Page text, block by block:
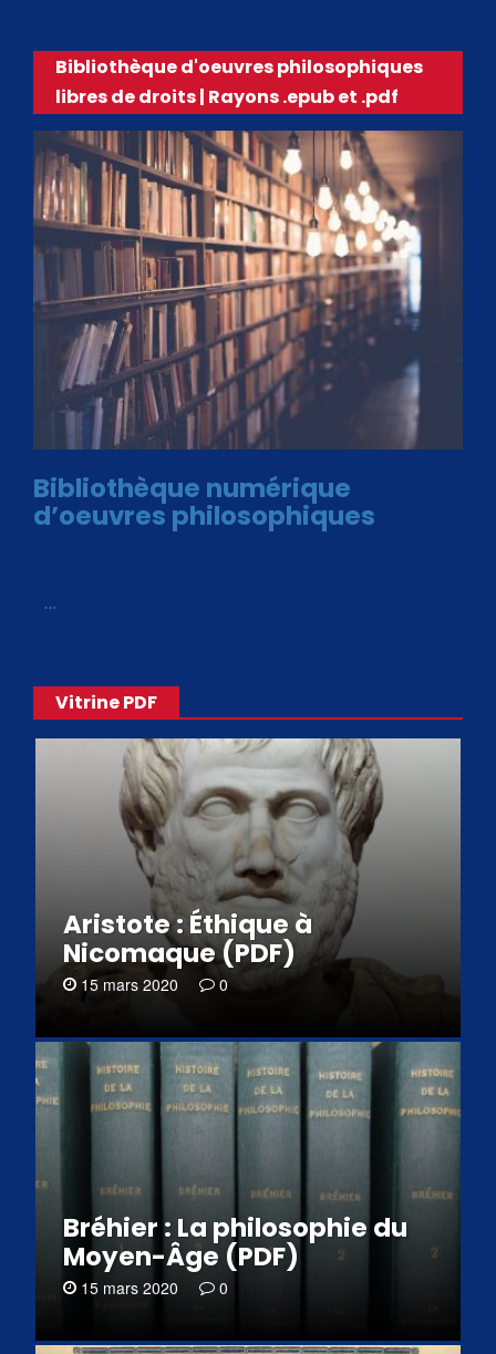
Bibliothèque d'oeuvres philosophiques
libres de droits | Rayons .epub et .pdf
Bibliothèque numérique
d’oeuvres philosophiques
…
Vitrine PDF
Aristote : Éthique à
Nicomaque (PDF)
15 mars 2020 0
Bréhier : La philosophie du
Moyen-Âge (PDF)
15 mars 2020 0